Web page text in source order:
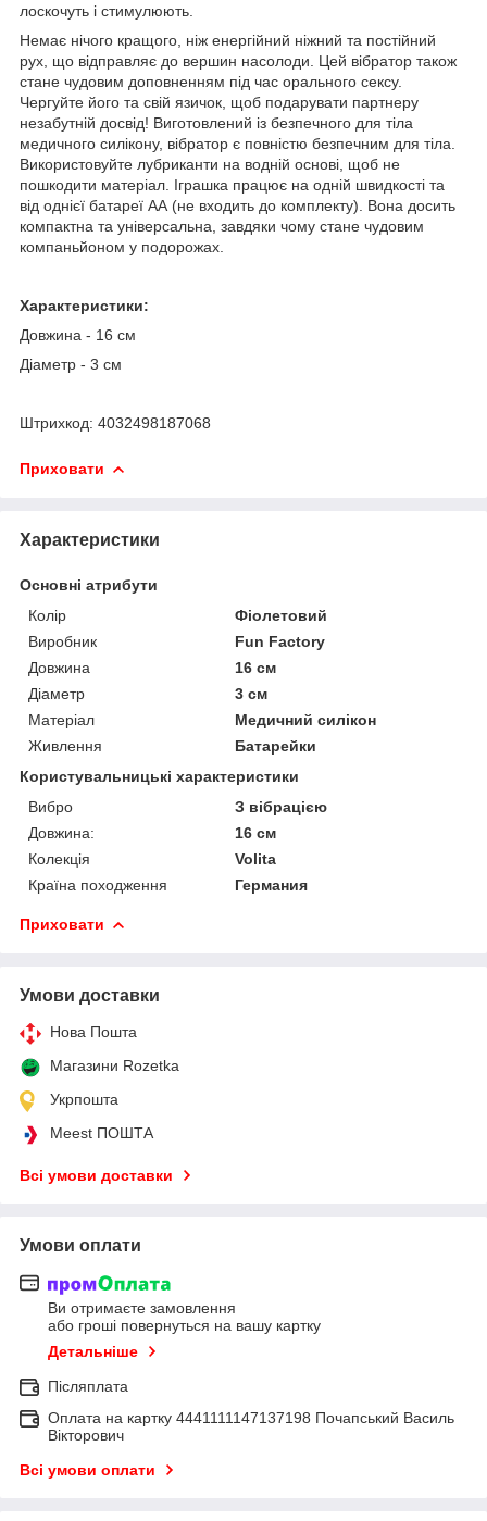
лоскочуть і стимулюють.
Немає нічого кращого, ніж енергійний ніжний та постійний
рух, що відправляє до вершин насолоди. Цей вібратор також
стане чудовим доповненням під час орального сексу.
Чергуйте його та свій язичок, щоб подарувати партнеру
незабутній досвід! Виготовлений із безпечного для тіла
медичного силікону, вібратор є повністю безпечним для тіла.
Використовуйте лубриканти на водній основі, щоб не
пошкодити матеріал. Іграшка працює на одній швидкості та
від однієї батареї АА (не входить до комплекту). Вона досить
компактна та універсальна, завдяки чому стане чудовим
компаньйоном у подорожах.
Характеристики:
Довжина - 16 см
Діаметр - 3 см
Штрихкод: 4032498187068
Приховати
Характеристики
Основні атрибути
Колір
Фіолетовий
Виробник
Fun Factory
Довжина
16 см
Діаметр
3 см
Матеріал
Медичний силікон
Живлення
Батарейки
Користувальницькі характеристики
Вибро
З вібрацією
Довжина:
16 см
Колекція
Volita
Країна походження
Германия
Приховати
Умови доставки
Нова Пошта
Магазини Rozetka
Укрпошта
Meest ПОШТА
Всі умови доставки
Умови оплати
Ви отримаєте замовлення
або гроші повернуться на вашу картку
Детальніше
Післяплата
Оплата на картку 4441111147137198 Почапський Василь
Вікторович
Всі умови оплати